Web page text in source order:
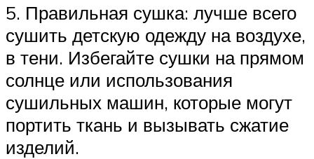
5. Правильная сушка: лучше всего
сушить детскую одежду на воздухе,
в тени. Избегайте сушки на прямом
солнце или использования
сушильных машин, которые могут
портить ткань и вызывать сжатие
изделий.